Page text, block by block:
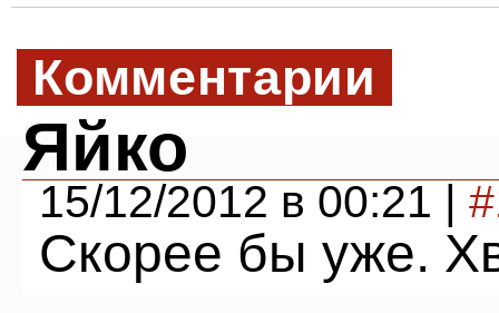
Комментарии
Яйко
15/12/2012 в 00:21 |
Скорее бы уже.